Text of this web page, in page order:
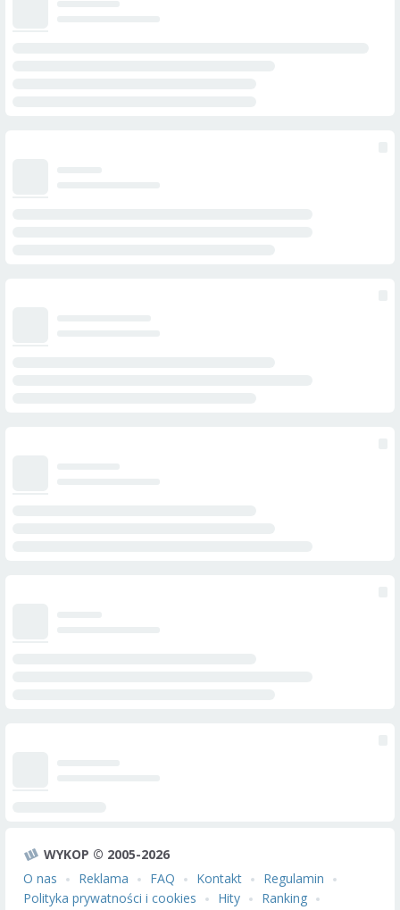
WYKOP © 2005-2026
O nas
Reklama FAQ Kontakt
Regulamin
Polityka prywatności i cookies
Hity
Ranking